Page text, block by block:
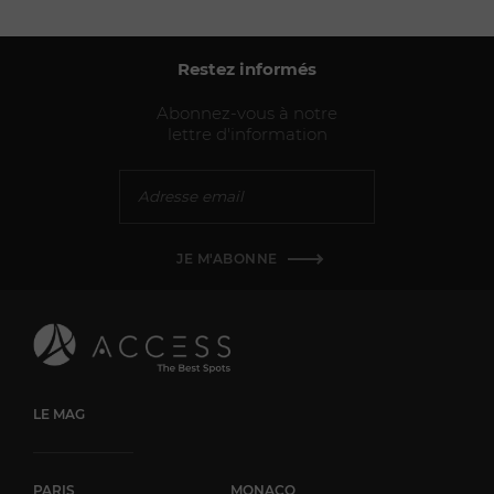
Restez informés
Abonnez-vous à notre
lettre d'information
JE M'ABONNE
LE MAG
PARIS MONACO